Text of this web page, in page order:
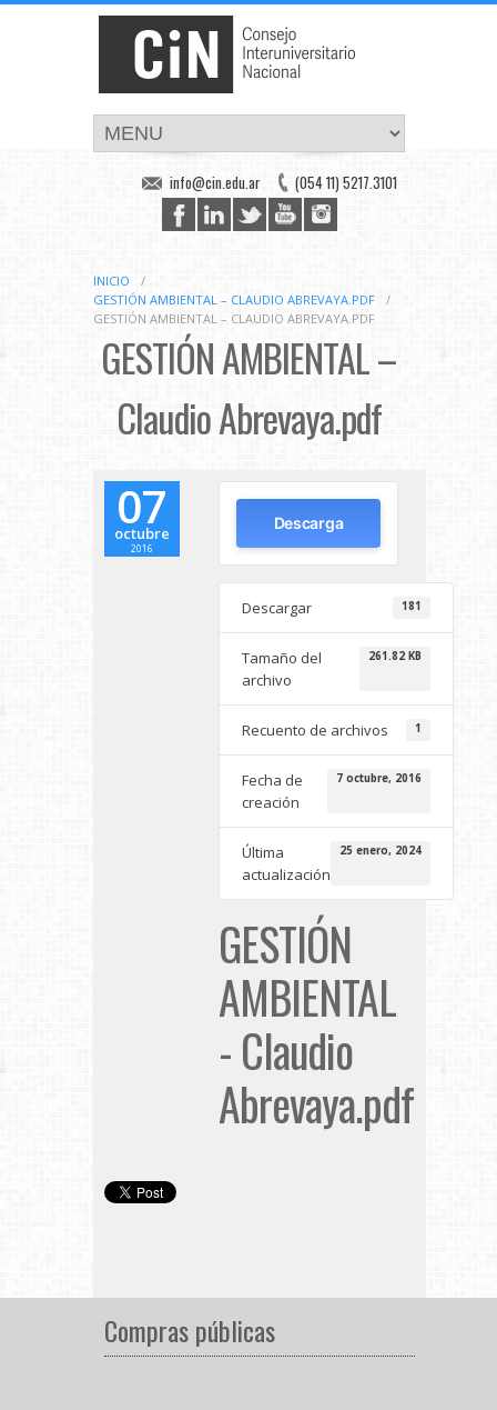
(054 11) 5217.3101
info@cin.edu.ar
INICIO
/
GESTIÓN AMBIENTAL – CLAUDIO ABREVAYA.PDF
/
GESTIÓN AMBIENTAL – CLAUDIO ABREVAYA.PDF
GESTIÓN AMBIENTAL –
Claudio Abrevaya.pdf
07
octubre
2016
Descarga
Descargar 181
Tamaño del
archivo
261.82 KB
Recuento de archivos 1
Fecha de
creación
7 octubre, 2016
Última
actualización
25 enero, 2024
GESTIÓN
AMBIENTAL
- Claudio
Abrevaya.pdf
Compras públicas